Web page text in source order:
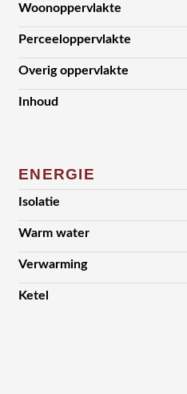
Woonoppervlakte
Perceeloppervlakte
Overig oppervlakte
Inhoud
ENERGIE
Isolatie
Warm water
Verwarming
Ketel